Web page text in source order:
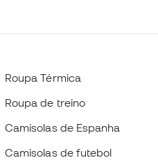
Roupa Térmica
Roupa de treino
Camisolas de Espanha
Camisolas de futebol